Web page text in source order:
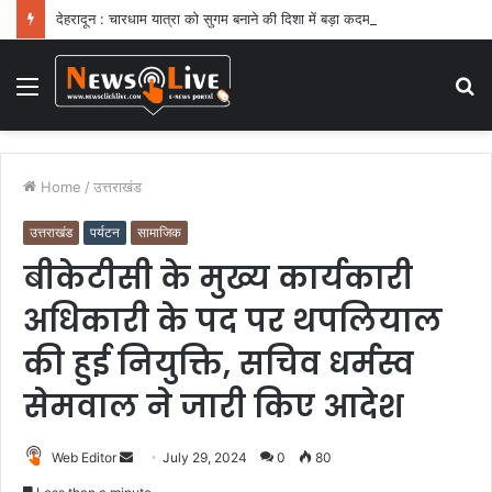
देहरादून : चारधाम यात्रा को सुगम बनाने की दिशा में बड़ा कदम
Menu
Home / उत्तराखंड
उत्तराखंड पर्यटन सामाजिक
बीकेटीसी के मुख्य कार्यकारी
अधिकारी के पद पर थपलियाल
की हुई नियुक्ति, सचिव धर्मस्व
सेमवाल ने जारी किए आदेश
Web Editor July 29, 2024 0 80